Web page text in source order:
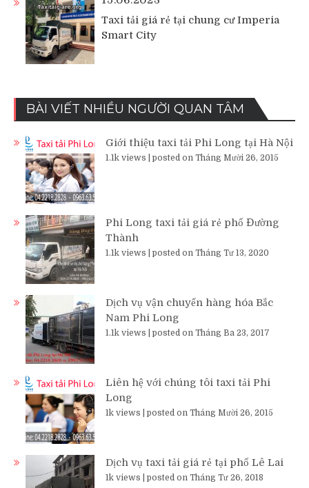
Taxi tải giá rẻ tại chung cư Imperia
Smart City
BÀI VIẾT NHIỀU NGƯỜI QUAN TÂM
Giới thiệu taxi tải Phi Long tại Hà Nội
1.1k views posted on Tháng Mười 26, 2015
Phi Long taxi tải giá rẻ phố Đường
Thành
1.1k views posted on Tháng Tư 13, 2020
Dịch vụ vận chuyển hàng hóa Bắc
Nam Phi Long
1.1k views posted on Tháng Ba 23, 2017
Liên hệ với chúng tôi taxi tải Phi
Long
1k views posted on Tháng Mười 26, 2015
Dịch vụ taxi tải giá rẻ tại phố Lê Lai
1k views posted on Tháng Tư 26, 2018